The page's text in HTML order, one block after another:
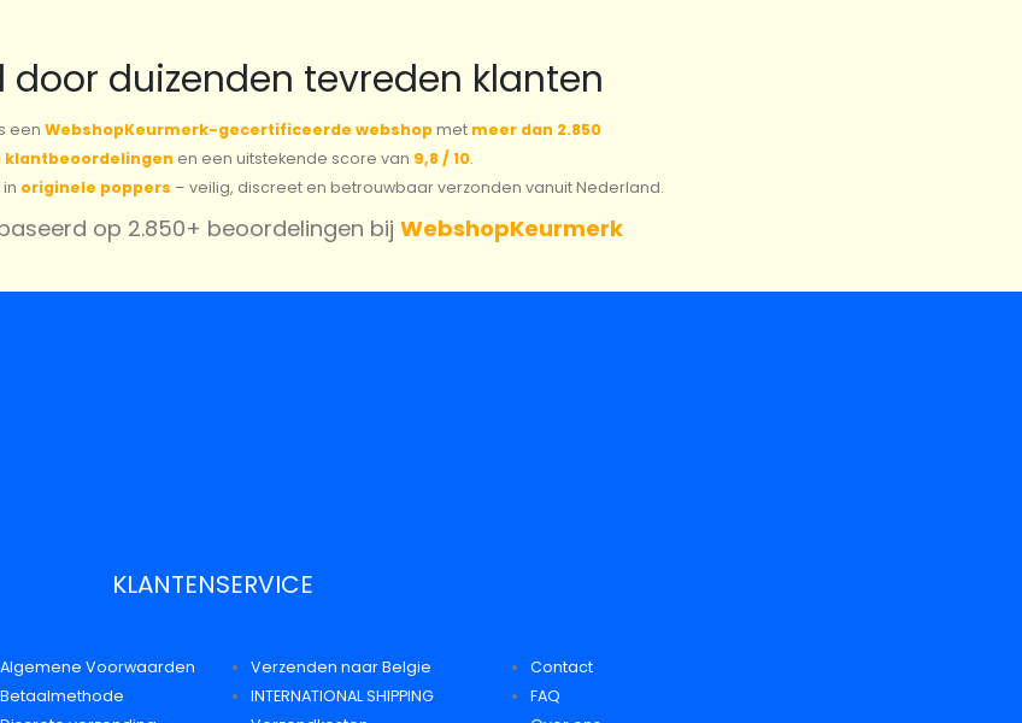
door duizenden tevreden klanten
een WebshopKeurmerk-gecertificeerde webshopmet meer dan 2.850
klantbeoordelingen en een uitstekende score van 9,8 / 10.
originele poppers – veilig, discreet en betrouwbaar verzonden vanuit Nederland.
op 2.850+ beoordelingen bij WebshopKeurmerk
KLANTENSERVICE
Algemene Voorwaarden
Betaalmethode
Verzenden naar Belgie
INTERNATIONAL SHIPPING
Contact
FAQ